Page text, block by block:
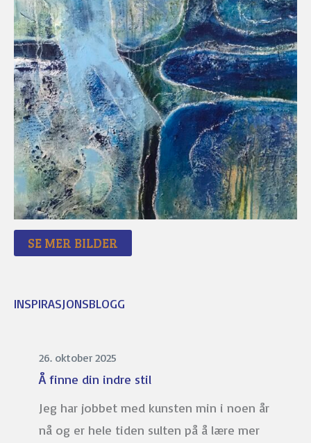
SE MER BILDER
INSPIRASJONSBLOGG
26. oktober 2025
Å finne din indre stil
Jeg har jobbet med kunsten min i noen år
nå og er hele tiden sulten på å lære mer